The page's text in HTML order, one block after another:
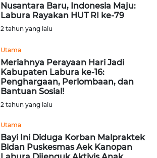
Nusantara Baru, Indonesia Maju:
Labura Rayakan HUT RI ke-79
2 tahun yang lalu
Utama
Meriahnya Perayaan Hari Jadi
Kabupaten Labura ke-16:
Penghargaan, Perlombaan, dan
Bantuan Sosial!
2 tahun yang lalu
Utama
Bayi Ini Diduga Korban Malpraktek
Bidan Puskesmas Aek Kanopan